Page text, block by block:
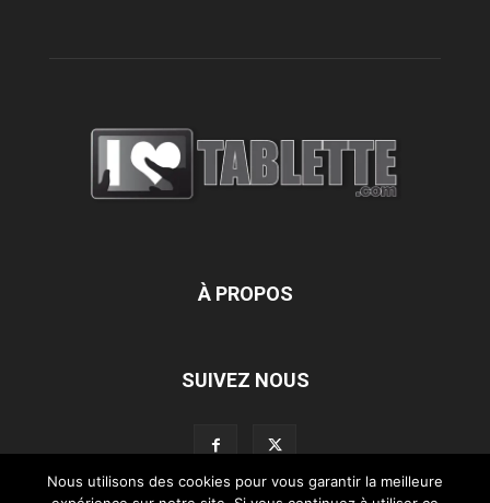
À PROPOS
SUIVEZ NOUS
Nous utilisons des cookies pour vous garantir la meilleure